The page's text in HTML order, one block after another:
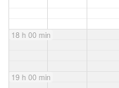
18 h 00 min
19 h 00 min